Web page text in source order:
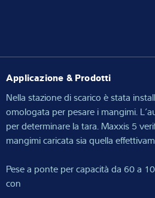
Applicazione & Prodotti
Nella stazione di scarico è stata
omologata per pesare i mangimi.
per determinare la tara. Maxxis 5
mangimi caricata sia quella
Pese a ponte per capacità da 60 a
con